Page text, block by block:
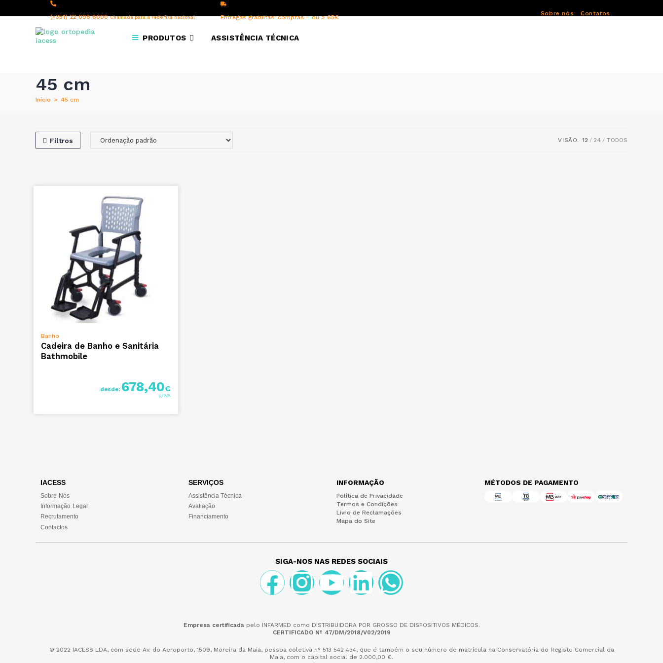
(+351) 22 098 8000Chamada para a rede fixa nacional Entregas gratuitas: compras = ou > 65€
Sobre nós Contatos
PRODUTOS ASSISTÊNCIA TÉCNICA
45 cm
Início > 45 cm
Filtros VISÃO: 12 24 TODOS
Banho
Cadeira de Banho e Sanitária
Bathmobile
desde: 678,40€
IACESS
Sobre Nós
Informação Legal
Recrutamento
Contactos
SERVIÇOS
Assistência Técnica
Avaliação
Financiamento
INFORMAÇÃO
Política de Privacidade
Termos e Condições
Livro de Reclamações
Mapa do Site
MÉTODOS DE PAGAMENTO
SIGA-NOS NAS REDES SOCIAIS
Empresa certificadapelo INFARMED como DISTRIBUIDORA POR GROSSO DE DISPOSITIVOS MÉDICOS.
CERTIFICADO Nº 47/DM/2018/V02/2019
© 2022 IACESS LDA, com sede Av. do Aeroporto, 1509, Moreira da Maia, pessoa coletiva n° 513 542 434, que é também o seu número de matrícula na Conservatória do Registo Comercial da
Maia, com o capital social de 2.000,00 €.